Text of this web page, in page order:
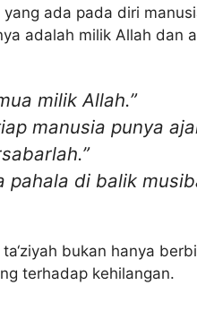
yang ada pada diri
adalah milik Allah dan
milik Allah.”
manusia punya
pahala di balik
bukan hanya
terhadap kehilangan.